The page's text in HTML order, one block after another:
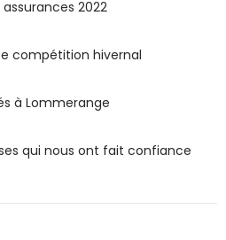
2022
compétition hivernal
à Lommerange
qui nous ont fait confiance